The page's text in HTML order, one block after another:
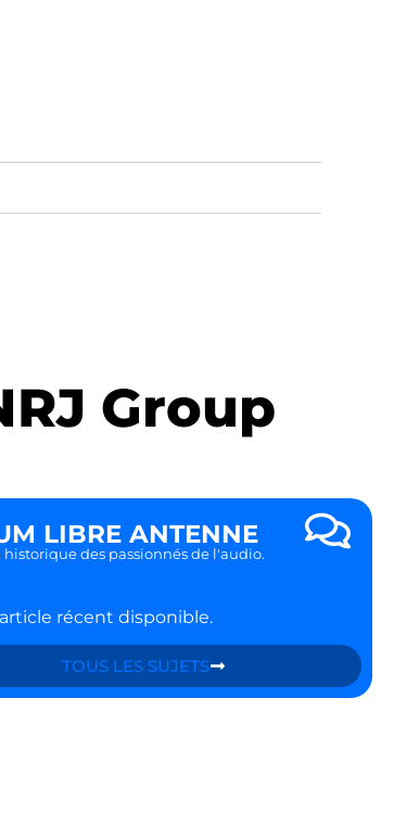
Group
LIBRE ANTENNE
historique des passionnés de l'audio.
récent disponible.
TOUS LES SUJETS